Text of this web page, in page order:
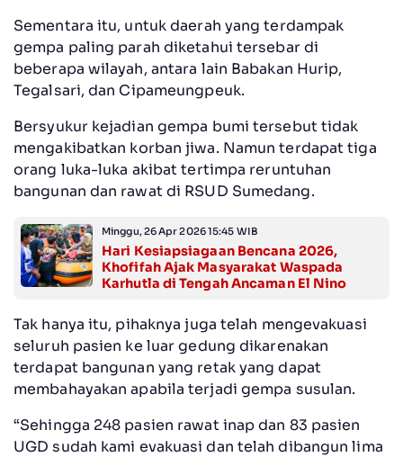
Sementara itu, untuk daerah yang terdampak
gempa paling parah diketahui tersebar di
beberapa wilayah, antara lain Babakan Hurip,
Tegalsari, dan Cipameungpeuk.
Bersyukur kejadian gempa bumi tersebut tidak
mengakibatkan korban jiwa. Namun terdapat tiga
orang luka-luka akibat tertimpa reruntuhan
bangunan dan rawat di RSUD Sumedang.
Minggu, 26 Apr 2026 15:45 WIB
Hari Kesiapsiagaan Bencana 2026,
Khofifah Ajak Masyarakat Waspada
Karhutla di Tengah Ancaman El Nino
Tak hanya itu, pihaknya juga telah mengevakuasi
seluruh pasien ke luar gedung dikarenakan
terdapat bangunan yang retak yang dapat
membahayakan apabila terjadi gempa susulan.
“Sehingga 248 pasien rawat inap dan 83 pasien
UGD sudah kami evakuasi dan telah dibangun lima